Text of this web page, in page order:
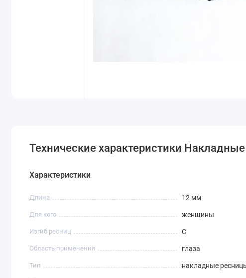
Технические характеристики
Характеристики
Длина 12 мм
Для кого женщины
Изгиб ресниц С
Область применения глаза
Тип накладные